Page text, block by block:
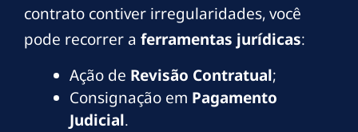
contrato contiver irregularidades, você
pode recorrer a ferramentas jurídicas:
Ação de Revisão Contratual;
Consignação em Pagamento
Judicial.